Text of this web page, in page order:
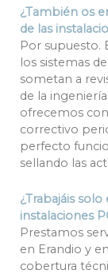
¿También os
de las
Por supuesto.
los sistemas
sometan a
de la
ofrecemos
correctivo
perfecto
sellando las
¿Trabajáis
instalaciones
Prestamos
en Erandio y
cobertura